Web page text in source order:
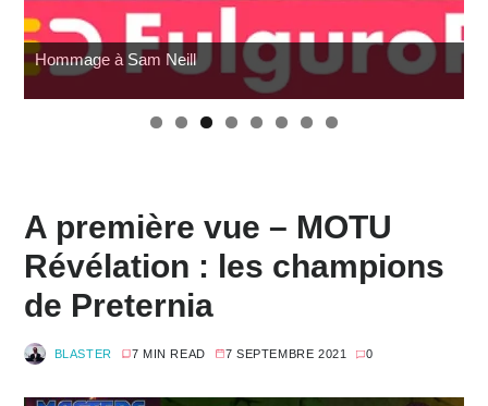
G.I. Joe : SNAKE Armor à prix cassé chez Amazon
A première vue – MOTU
Révélation : les champions
de Preternia
BLASTER 7 MIN READ 7 SEPTEMBRE 2021 0